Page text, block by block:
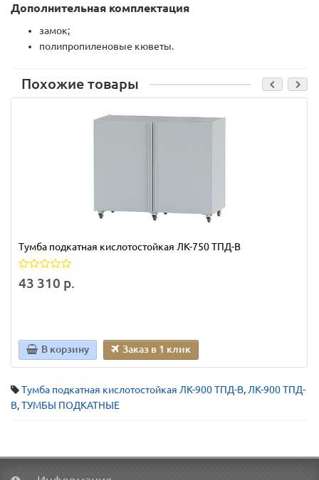
Дополнительная комплектация
замок;
полипропиленовые кюветы.
Похожие товары
Тумба подкатная кислотостойкая ЛК-750 ТПД-В
43 310 р.
В корзину Заказ в 1 клик
Тумба подкатная кислотостойкая ЛК-900 ТПД-В, ЛК-900 ТПД-
В,ТУМБЫ ПОДКАТНЫЕ